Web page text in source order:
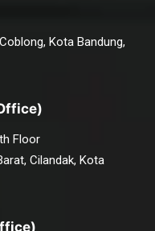
Kota Bandung,
Floor
Cilandak, Kota